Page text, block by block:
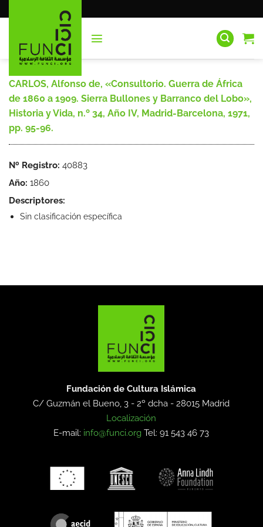
al
CARLOS, Alfonso de, «Consultorio. Guerra de África
de 1860 a 1909. Sierra Bullones y Barranco del Lobo»,
Historia y Vida, n.º 34, Año IV, Madrid-Barcelona, 1971,
pp. 95-96.
Nº Registro: 40883
Año: 1860
Descriptores:
Sin clasificación específica
Fundación de Cultura Islámica
C/ Guzmán el Bueno, 3 - 2º dcha -28015 Madrid
Localización
E-mail: info@funci.org Tel: 91 543 46 73